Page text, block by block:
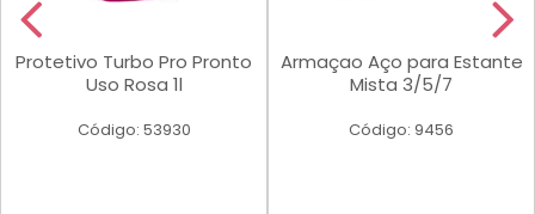
Protetivo Turbo Pro Pronto
Uso Rosa 1l
Código: 53930
Armaçao Aço para Estante
Mista 3/5/7
Código: 9456